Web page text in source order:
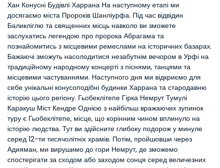
Хан Конусні Будівлі Харрана На наступному етапі ми
досягаємо міста Пророків Шанліурфа. Під час відвідин
Баликліглю та священних місць навколо ви зможете
заслухатись легендою про пророка Абрагама та
познайомитись з місцевими ремеслами на історичних базарах.
Бажаючі зможуть насолодитися незабутнім вечором в Урфі на
традиційному народному концерті з піснями, танцями та
місцевими частуваннями. Наступного дня ми відкриємо для
себе унікальні конусоподібні будинки Харрана та стародавню
історію цього регіону. Гьобеклітепе Гірка Немрут Тумулі
Каракуш Міст Кендре Однією з найбільш вражаючих зупинок
туру є Гьобеклітепе, місце, що корінним чином вплинуло на
історію людства. Тут ви здійсните глибоку подорож у минуле
серед 12-ти тисячолітніх храмів. Потім, пройшовши через
Адияман, ми вирушимо до гори Немрут, де зможемо
спостерігати за сходом або заходом сонця серед величезних